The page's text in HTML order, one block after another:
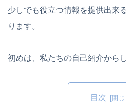
少しでも役立つ情報を提供出来
ります。
初めは、私たちの自己紹介から
目次